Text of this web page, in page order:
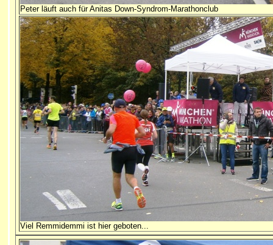
Peter läuft auch für Anitas Down-Syndrom-Marathonclub
Viel Remmidemmi ist hier geboten...